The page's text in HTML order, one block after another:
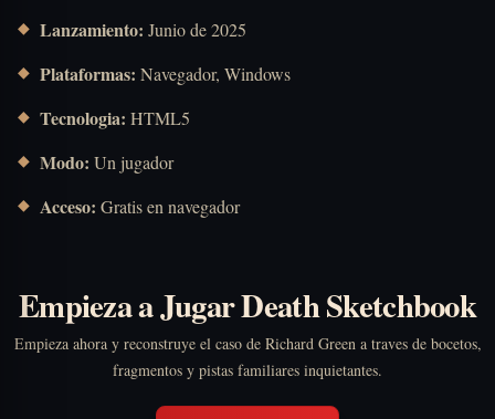
Lanzamiento: Junio de 2025
Plataformas: Navegador, Windows
Tecnologia: HTML5
Modo: Un jugador
Acceso: Gratis en navegador
Empieza a Jugar Death Sketchbook
Empieza ahora y reconstruye el caso de Richard Green a traves de bocetos,
fragmentos y pistas familiares inquietantes.